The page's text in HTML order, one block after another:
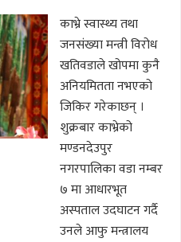
काभ्रे स्वास्थ्य तथा
जनसंख्या मन्त्री विरोध
खतिवडाले खोपमा कुनै
अनियमितता नभएको
जिकिर गरेकाछन् ।
शुक्रबार काभ्रेको
मण्डनदेउपुर
नगरपालिका वडा नम्बर
७ मा आधारभूत
अस्पताल उदघाटन गर्दै
उनले आफु मन्त्रालय